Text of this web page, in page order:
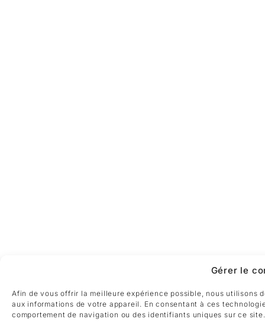
Gérer le
Afin de vous offrir la meilleure expérience possible, nous utilisons
aux informations de votre appareil. En consentant à ces
comportement de navigation ou des identifiants uniques sur ce